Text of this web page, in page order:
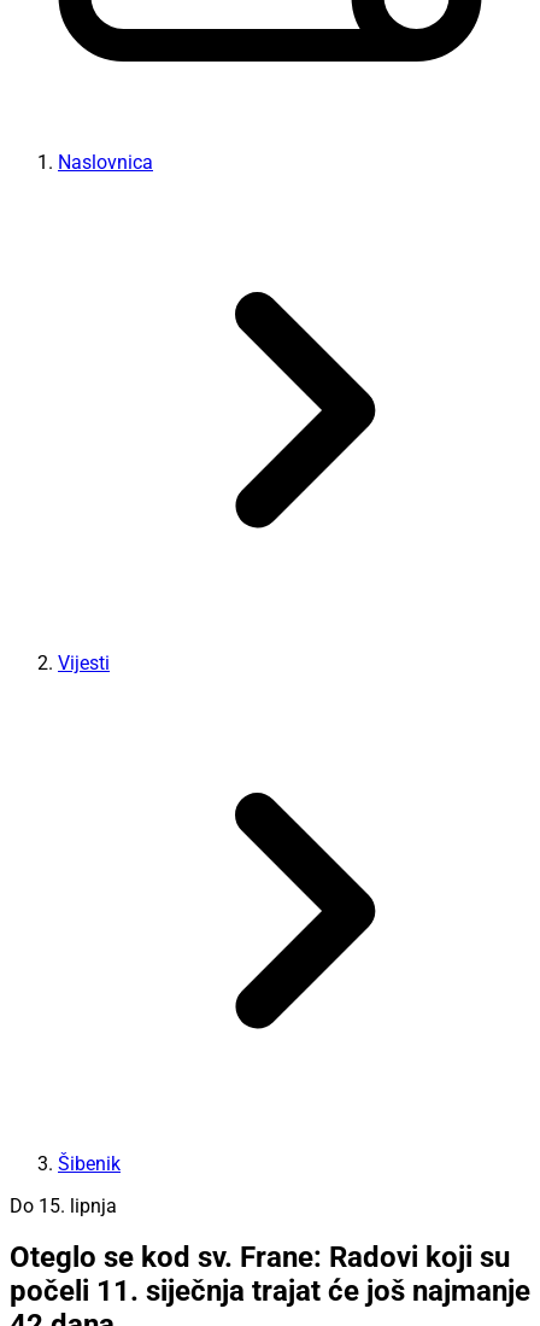
Naslovnica
Vijesti
Šibenik
Do 15. lipnja
Oteglo se kod sv. Frane: Radovi koji su
počeli 11. siječnja trajat će još najmanje